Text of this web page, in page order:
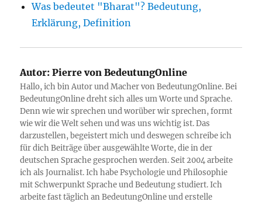
Was bedeutet "Bharat"? Bedeutung,
Erklärung, Definition
Autor: Pierre von BedeutungOnline
Hallo, ich bin Autor und Macher von BedeutungOnline. Bei
BedeutungOnline dreht sich alles um Worte und Sprache.
Denn wie wir sprechen und worüber wir sprechen, formt
wie wir die Welt sehen und was uns wichtig ist. Das
darzustellen, begeistert mich und deswegen schreibe ich
für dich Beiträge über ausgewählte Worte, die in der
deutschen Sprache gesprochen werden. Seit 2004 arbeite
ich als Journalist. Ich habe Psychologie und Philosophie
mit Schwerpunkt Sprache und Bedeutung studiert. Ich
arbeite fast täglich an BedeutungOnline und erstelle